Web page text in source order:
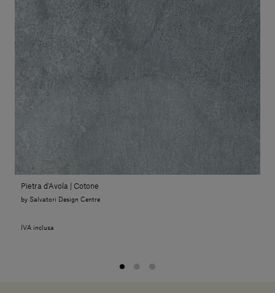
Pietra d'Avola | Cotone
by Salvatori Design Centre
IVA inclusa